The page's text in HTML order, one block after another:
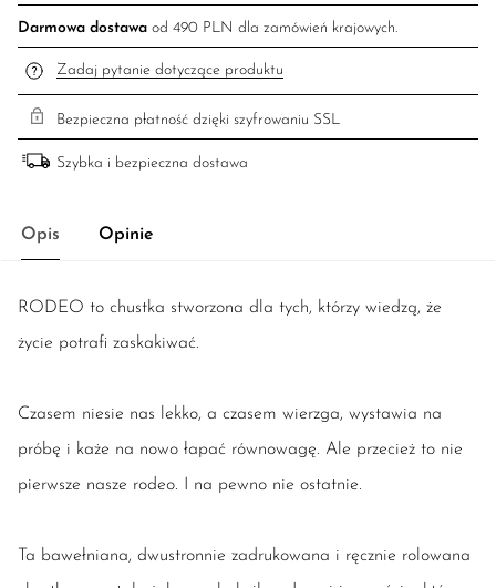
Darmowa dostawa od 490 PLN dla zamówień krajowych.
Zadaj pytanie dotyczące produktu
Bezpieczna płatność dzięki szyfrowaniu SSL
Szybka i bezpieczna dostawa
Opis Opinie
RODEO to chustka stworzona dla tych, którzy wiedzą, że
życie potrafi zaskakiwać.
Czasem niesie nas lekko, a czasem wierzga, wystawia na
próbę i każe na nowo łapać równowagę. Ale przecież to nie
pierwsze nasze rodeo. I na pewno nie ostatnie.
Ta bawełniana, dwustronnie zadrukowana i ręcznie rolowana